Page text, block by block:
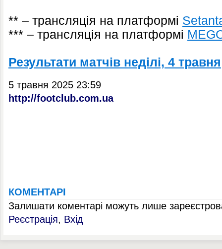
** – трансляція на платформі
*** – трансляція на платформі
Результати матчів неділі, 4 травня
5 травня 2025 23:59
http://footclub.com.ua
КОМЕНТАРІ
Залишати коментарі можуть лише
Реєстрація, Вхід